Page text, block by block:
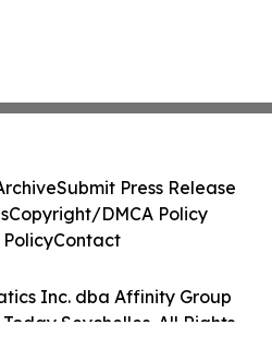
Inc. dba Affinity Group
Seychelles. All Rights
Submit Press Release
Copyright/DMCA Policy
Contact